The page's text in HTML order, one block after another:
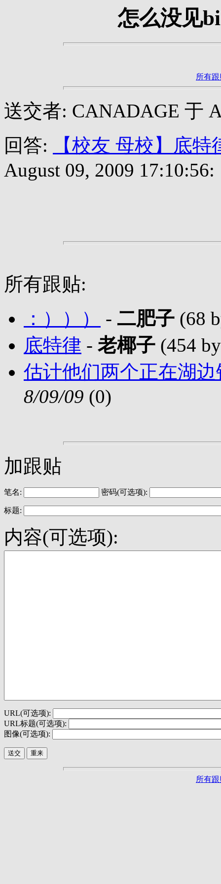
怎么没见
所有
送交者: CANADAGE 于
回答:
【校友 母校】底
August 09, 2009 17:10:56:
所有跟贴:
：）））
- 二肥子 (68
底特律 - 老椰子 (454
估计他们两个正在湖
8/09/09 (0)
加跟贴
笔名: 密码(可选项):
标题:
内容(可选项):
URL(可选项):
URL标题(可选项):
图像(可选项):
所有